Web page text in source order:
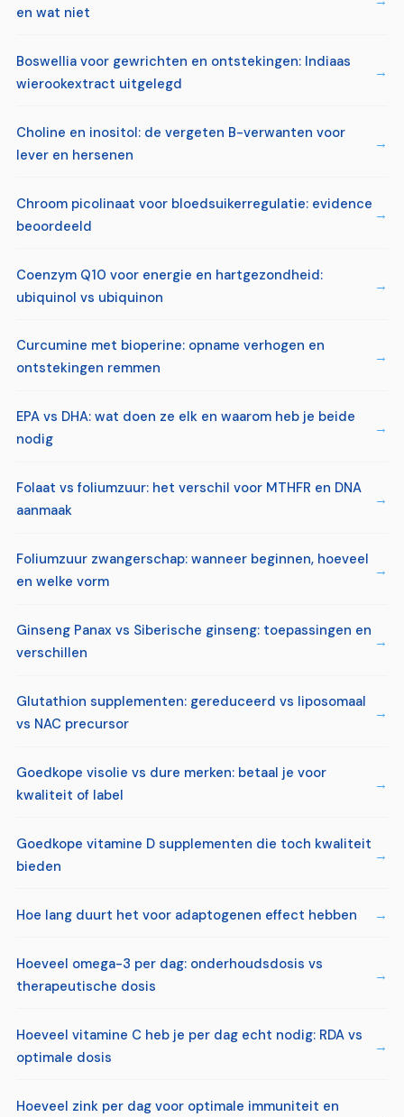
en wat niet
Boswellia voor gewrichten en ontstekingen: Indiaas
wierookextract uitgelegd
Choline en inositol: de vergeten B-verwanten voor
lever en hersenen
Chroom picolinaat voor bloedsuikerregulatie: evidence
beoordeeld
Coenzym Q10 voor energie en hartgezondheid:
ubiquinol vs ubiquinon
Curcumine met bioperine: opname verhogen en
ontstekingen remmen
EPA vs DHA: wat doen ze elk en waarom heb je beide
nodig
Folaat vs foliumzuur: het verschil voor MTHFR en DNA
aanmaak
Foliumzuur zwangerschap: wanneer beginnen, hoeveel
en welke vorm
Ginseng Panax vs Siberische ginseng: toepassingen en
verschillen
Glutathion supplementen: gereduceerd vs liposomaal
vs NAC precursor
Goedkope visolie vs dure merken: betaal je voor
kwaliteit of label
Goedkope vitamine D supplementen die toch kwaliteit
bieden
Hoe lang duurt het voor adaptogenen effect hebben
Hoeveel omega-3 per dag: onderhoudsdosis vs
therapeutische dosis
Hoeveel vitamine C heb je per dag echt nodig: RDA vs
optimale dosis
Hoeveel zink per dag voor optimale immuniteit en